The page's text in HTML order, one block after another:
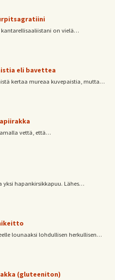
kantarellisaaliistani on vielä…
eli bavettea
kertaa mureaa kuvepaistia, mutta…
vettä, että…
yksi hapankirsikkapuu. Lähes…
lounaaksi lohdullisen herkullisen…
(gluteeniton)